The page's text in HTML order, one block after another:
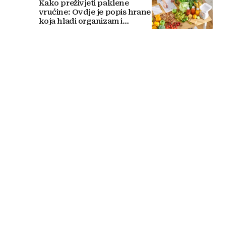
Kako preživjeti paklene
vrućine: Ovdje je popis hrane
koja hladi organizam i